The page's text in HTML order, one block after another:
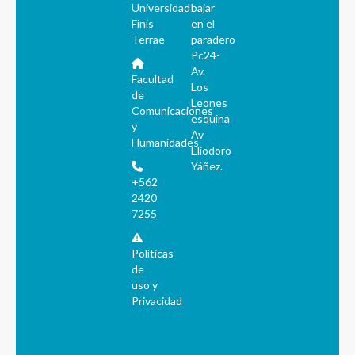
Universidad
Finis
Terrae
Facultad
de
Comunicaciones
y
Humanidades
+562
2420
7255
Políticas
de
uso y
Privacidad
bajar
en el
paradero
Pc24-
Av.
Los
Leones
esquina
Av
Eliodoro
Yáñez.